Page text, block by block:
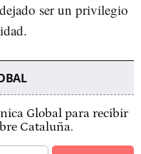
ser un privilegio
Global para recibir
Cataluña.